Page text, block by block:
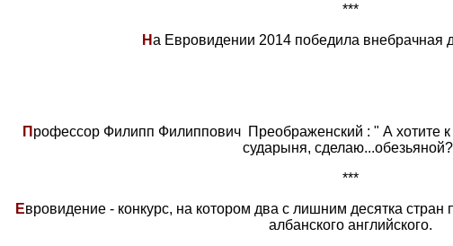
***
На Евровидении 2014 победила внебрачная
П рофессор Филипп Филиппович Преображенский : " А хотите
сударыня,
***
Евровидение - конкурс, на котором два с лишним десятка
албанского английского.